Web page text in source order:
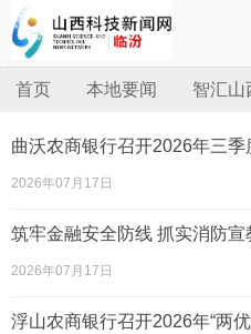
首页 本地要闻 智汇山
曲沃农商银行召开2026年三
2026年07月17日
筑牢金融安全防线 抓实消防宣
2026年07月17日
浮山农商银行召开2026年“两